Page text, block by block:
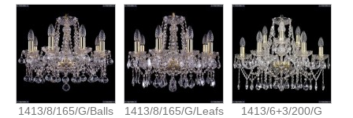
1413/8/165/G/Balls
1413/8/165/G/Leafs
1413/6+3/200/G